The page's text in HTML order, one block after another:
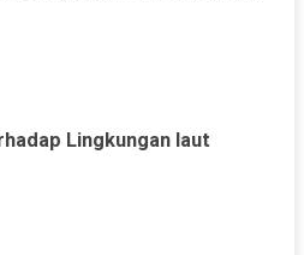
Lingkungan laut